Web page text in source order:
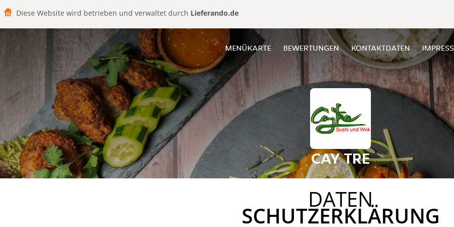
Diese Website wird betrieben und verwaltet durch Lieferando.de
MENÜKARTE BEWERTUNGEN KONTAKTDATEN
CAY TRE
DATEN
SCHUTZERKLÄRUNG